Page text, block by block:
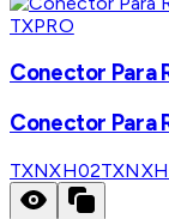
TXPRO
Conector Para
Conector Para
TXNXH02